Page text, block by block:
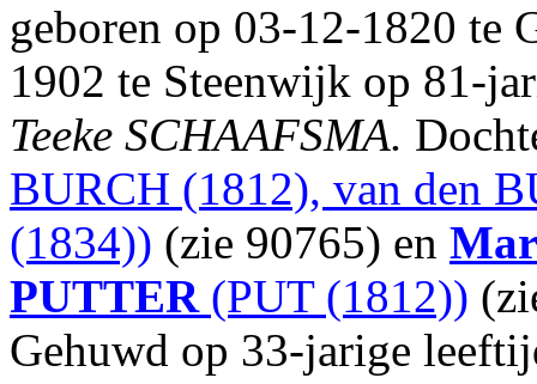
geboren op 03-12-1820 te
1902 te Steenwijk op 81-
Teeke SCHAAFSMA.
BURCH (1812), van den
(1834)) (zie 90765) en
PUTTER(PUT (1812))
Gehuwd op 33-jarige